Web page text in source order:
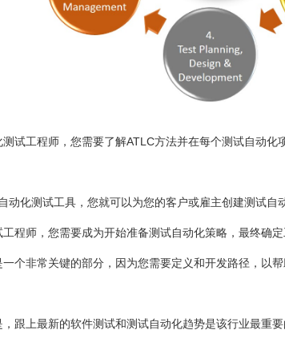
试工程师，您需要了解ATLC方法并在每个测试自动化
动化测试工具，您就可以为您的客户或雇主创建测试自
程师，您需要成为开始准备测试自动化策略，最终确
个非常关键的部分，因为您需要定义和开发路径，以
跟上最新的软件测试和测试自动化趋势是该行业最重要